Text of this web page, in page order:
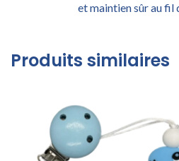
et maintien sûr au fil
Produits similaires